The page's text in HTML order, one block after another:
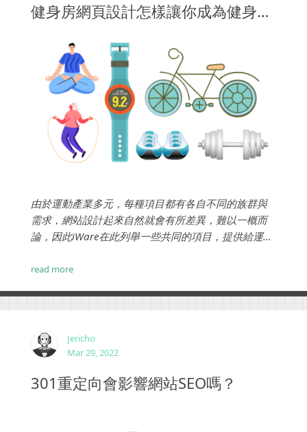
健身房網頁設計怎樣讓你成為健身俱樂部行業NO.1
由於運動產業多元，每種項目都有各自不同的族群與
需求，網站設計起來自然就會有所差異，難以一概而
論，因此iWare在此列舉一些共同的項目，提供給運動
read more
Jericho
Mar 29, 2022
301重定向會影響網站SEO嗎？